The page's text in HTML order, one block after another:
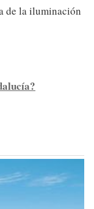
de la iluminación